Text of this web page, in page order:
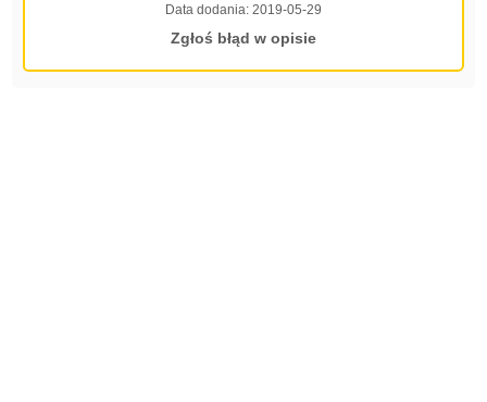
Data dodania: 2019-05-29
Zgłoś błąd w opisie